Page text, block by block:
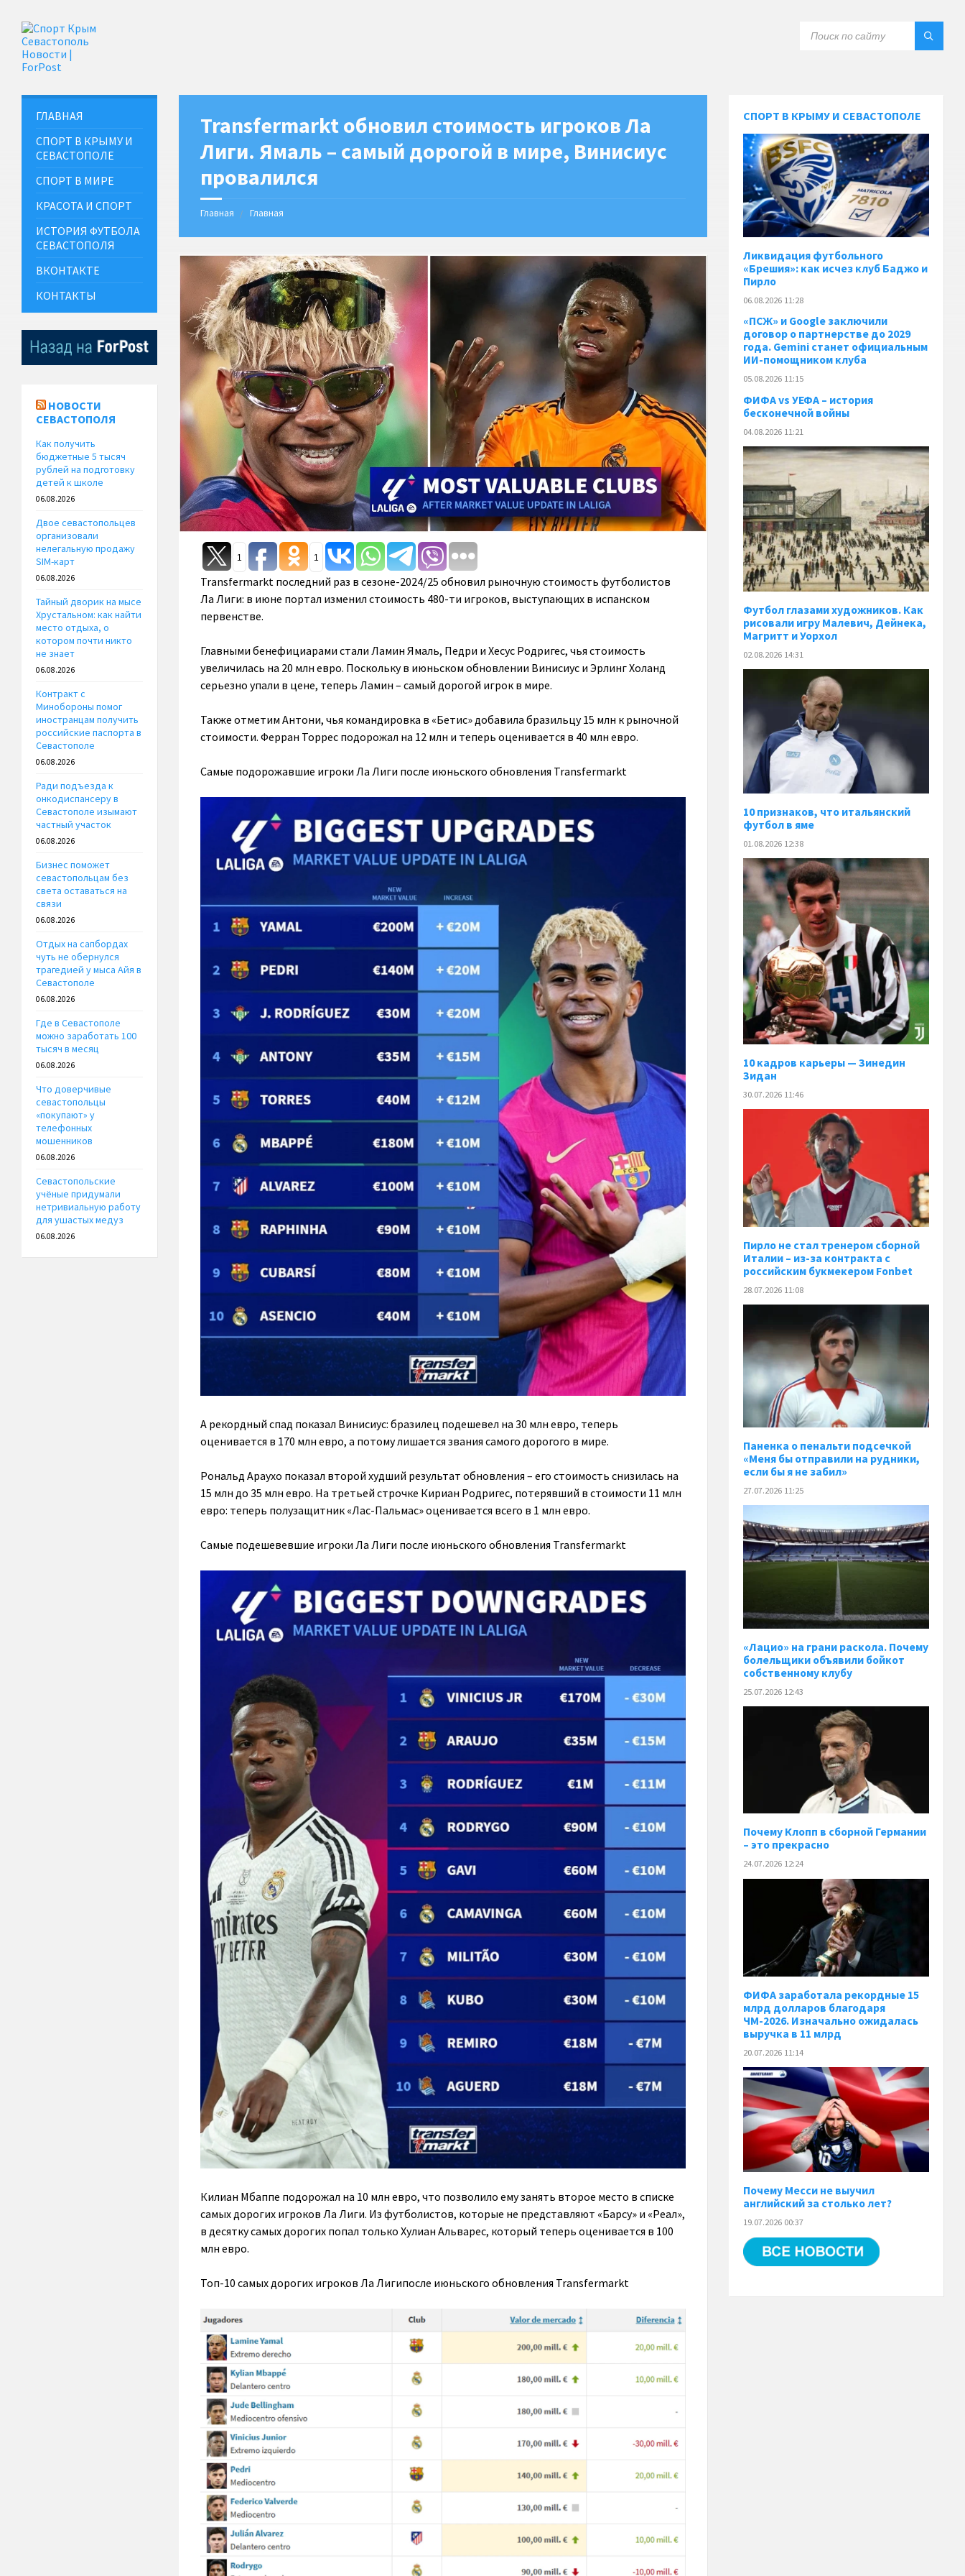
Transfermarkt обновил стоимость игроков Ла
Лиги. Ямаль – самый дорогой в мире, Винисиус
провалился
Главная Главная
1 1
Transfermarkt последний раз в сезоне-2024/25 обновил рыночную стоимость футболистов
Ла Лиги: в июне портал изменил стоимость 480-ти игроков, выступающих в испанском
первенстве.
Главными бенефициарами стали Ламин Ямаль, Педри и Хесус Родригес, чья стоимость
увеличилась на 20 млн евро. Поскольку в июньском обновлении Винисиус и Эрлинг Холанд
серьезно упали в цене, теперь Ламин – самый дорогой игрок в мире.
Также отметим Антони, чья командировка в «Бетис» добавила бразильцу 15 млн к рыночной
стоимости. Ферран Торрес подорожал на 12 млн и теперь оценивается в 40 млн евро.
Самые подорожавшие игроки Ла Лиги после июньского обновления Transfermarkt
А рекордный спад показал Винисиус: бразилец подешевел на 30 млн евро, теперь
оценивается в 170 млн евро, а потому лишается звания самого дорогого в мире.
Рональд Араухо показал второй худший результат обновления – его стоимость снизилась на
15 млн до 35 млн евро. На третьей строчке Кириан Родригес, потерявший в стоимости 11 млн
евро: теперь полузащитник «Лас-Пальмас» оценивается всего в 1 млн евро.
Самые подешевевшие игроки Ла Лиги после июньского обновления Transfermarkt
Килиан Мбаппе подорожал на 10 млн евро, что позволило ему занять второе место в списке
самых дорогих игроков Ла Лиги. Из футболистов, которые не представляют «Барсу» и «Реал»,
в десятку самых дорогих попал только Хулиан Альварес, который теперь оценивается в 100
млн евро.
Топ-10 самых дорогих игроков Ла Лигипосле июньского обновления Transfermarkt
ГЛАВНАЯ
СПОРТ В КРЫМУ И
СЕВАСТОПОЛЕ
СПОРТ В МИРЕ
КРАСОТА И СПОРТ
ИСТОРИЯ ФУТБОЛА
СЕВАСТОПОЛЯ
ВКОНТАКТЕ
КОНТАКТЫ
НОВОСТИ
СЕВАСТОПОЛЯ
Как получить
бюджетные 5 тысяч
рублей на подготовку
детей к школе
06.08.2026
Двое севастопольцев
организовали
нелегальную продажу
SIM-карт
06.08.2026
Тайный дворик на мысе
Хрустальном: как найти
место отдыха, о
котором почти никто
не знает
06.08.2026
Контракт с
Минобороны помог
иностранцам получить
российские паспорта в
Севастополе
06.08.2026
Ради подъезда к
онкодиспансеру в
Севастополе изымают
частный участок
06.08.2026
Бизнес поможет
севастопольцам без
света оставаться на
связи
06.08.2026
Отдых на сапбордах
чуть не обернулся
трагедией у мыса Айя в
Севастополе
06.08.2026
Где в Севастополе
можно заработать 100
тысяч в месяц
06.08.2026
Что доверчивые
севастопольцы
«покупают» у
телефонных
мошенников
06.08.2026
Севастопольские
учёные придумали
нетривиальную работу
для ушастых медуз
06.08.2026
СПОРТ В КРЫМУ И СЕВАСТОПОЛЕ
Ликвидация футбольного
«Брешия»: как исчез клуб Баджо и
Пирло
06.08.2026 11:28
«ПСЖ» и Google заключили
договор о партнерстве до 2029
года. Gemini станет официальным
ИИ-помощником клуба
05.08.2026 11:15
ФИФА vs УЕФА – история
бесконечной войны
04.08.2026 11:21
Футбол глазами художников. Как
рисовали игру Малевич, Дейнека,
Магритт и Уорхол
02.08.2026 14:31
10 признаков, что итальянский
футбол в яме
01.08.2026 12:38
10 кадров карьеры — Зинедин
Зидан
30.07.2026 11:46
Пирло не стал тренером сборной
Италии – из-за контракта с
российским букмекером Fonbet
28.07.2026 11:08
Паненка o пенальти подсечкой
«Меня бы отправили на рудники,
если бы я не забил»
27.07.2026 11:25
«Лацио» на грани раскола. Почему
болельщики объявили бойкот
собственному клубу
25.07.2026 12:43
Почему Клопп в сборной Германии
– это прекрасно
24.07.2026 12:24
ФИФА заработала рекордные 15
млрд долларов благодаря
ЧМ-2026. Изначально ожидалась
выручка в 11 млрд
20.07.2026 11:14
Почему Месси не выучил
английский за столько лет?
19.07.2026 00:37